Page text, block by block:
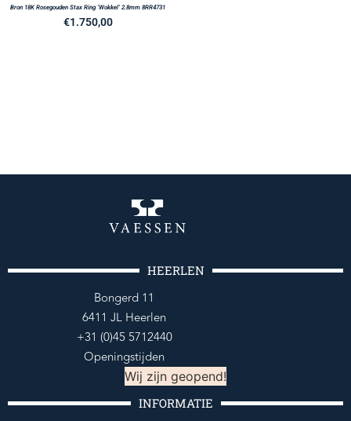
Bron 18K Rosegouden Stax Ring ‘Wokkel’ 2.8mm 8RR4731
€1.750,00
HEERLEN
Bongerd 11
6411 JL Heerlen
+31 (0)45 5712440
Openingstijden
Wij zijn geopend!
INFORMATIE